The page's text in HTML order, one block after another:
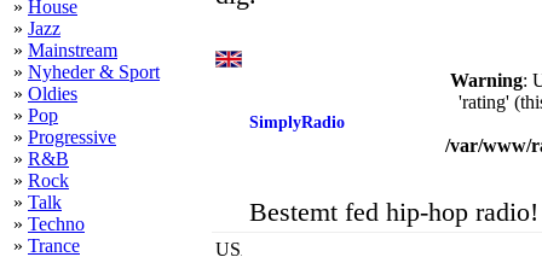
» House
» Jazz
» Mainstream
» Nyheder & Sport
» Oldies
» Pop
» Progressive
» R&B
» Rock
» Talk
» Techno
» Trance
SimplyRadio
Warning:
'rating'
/var/www/
Bestemt fed hip-hop